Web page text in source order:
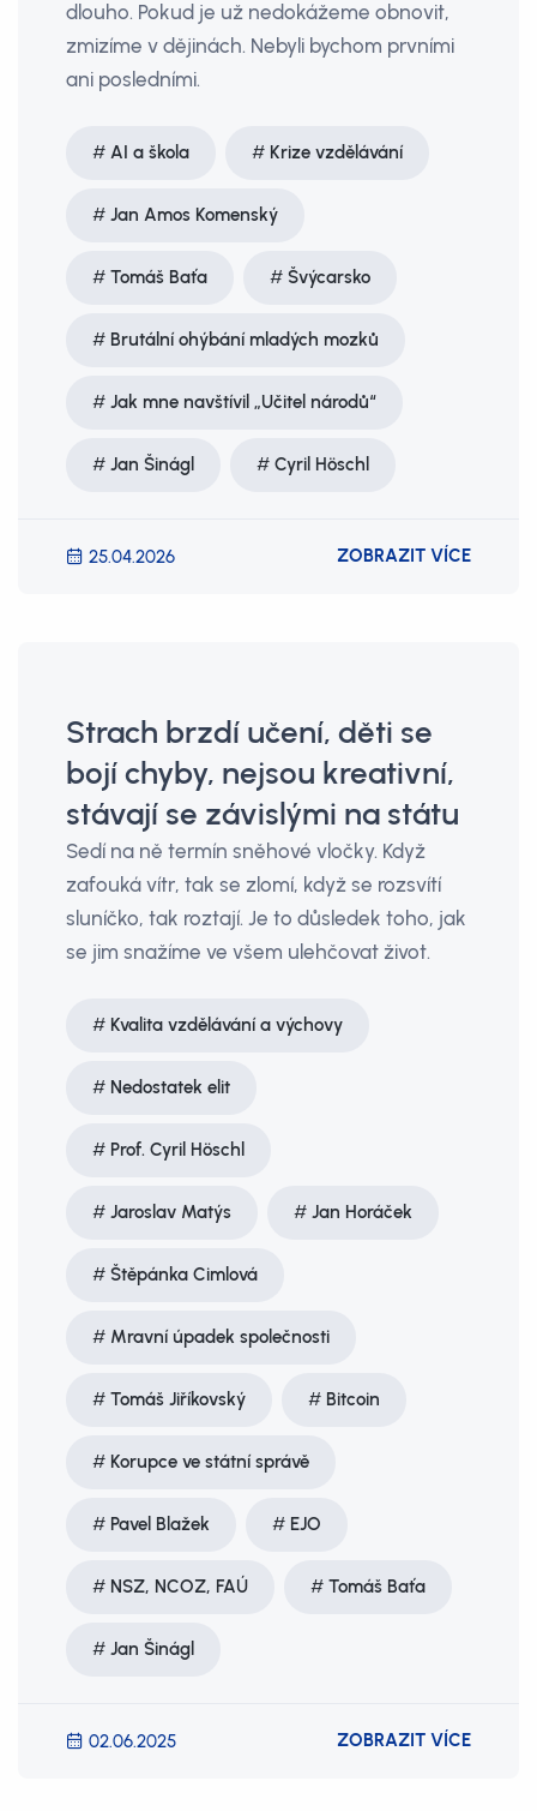
dlouho. Pokud je už nedokážeme obnovit,
zmizíme v dějinách. Nebyli bychom prvními
ani posledními.
AI a škola Krize vzdělávání
Jan Amos Komenský
Tomáš Baťa Švýcarsko
Brutální ohýbání mladých mozků
Jak mne navštívil „Učitel národů“
Jan Šinágl Cyril Höschl
25.04.2026 ZOBRAZIT VÍCE
Strach brzdí učení, děti se
bojí chyby, nejsou kreativní,
stávají se závislými na státu
Sedí na ně termín sněhové vločky. Když
zafouká vítr, tak se zlomí, když se rozsvítí
sluníčko, tak roztají. Je to důsledek toho, jak
se jim snažíme ve všem ulehčovat život.
Kvalita vzdělávání a výchovy
Nedostatek elit
Prof. Cyril Höschl
Jaroslav Matýs Jan Horáček
Štěpánka Cimlová
Mravní úpadek společnosti
Tomáš Jiříkovský Bitcoin
Korupce ve státní správě
Pavel Blažek EJO
NSZ, NCOZ, FAÚ Tomáš Baťa
Jan Šinágl
02.06.2025 ZOBRAZIT VÍCE